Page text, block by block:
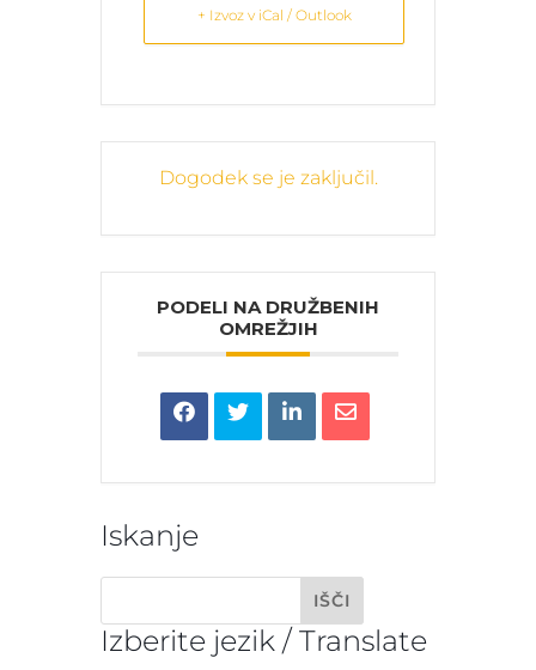
+ Izvoz v iCal / Outlook
Dogodek se je zaključil.
PODELI NA DRUŽBENIH
OMREŽJIH
Iskanje
Izberite jezik / Translate